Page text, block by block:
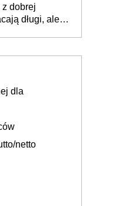
po cichu
z dobrej
długi, ale
dla
netto